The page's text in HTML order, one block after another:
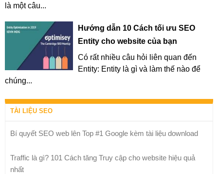
là một câu...
Hướng dẫn 10 Cách tối ưu SEO
Entity cho website của bạn
Có rất nhiều câu hỏi liên quan đến
Entity: Entity là gì và làm thế nào để
chúng...
TÀI LIỆU SEO
Bí quyết SEO web lên Top #1 Google kèm tài liệu download
Traffic là gì? 101 Cách tăng Truy cập cho website hiệu quả
nhất